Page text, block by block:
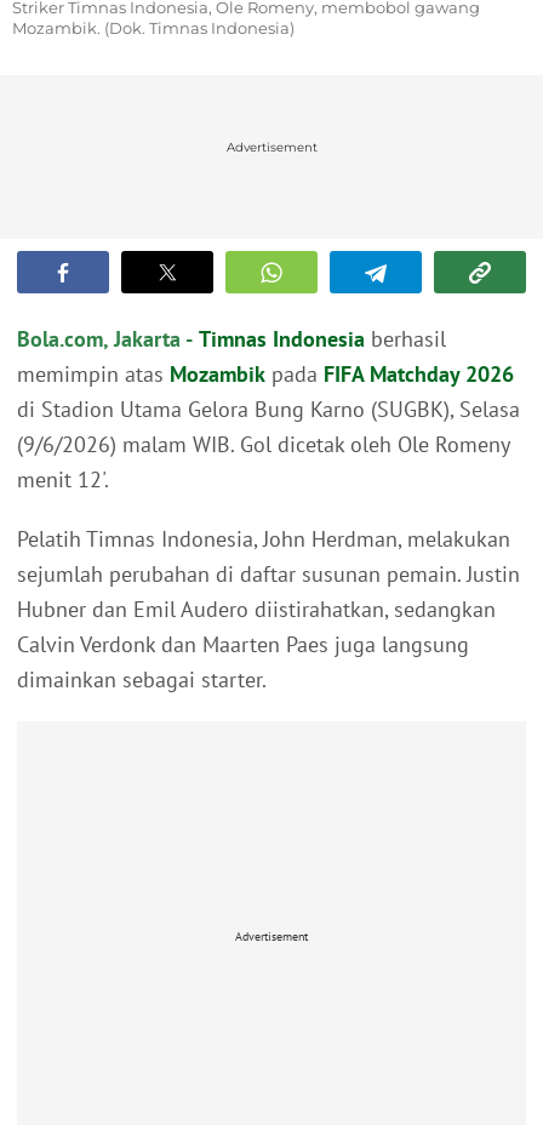
Striker Timnas Indonesia, Ole Romeny, membobol gawang
Mozambik. (Dok. Timnas Indonesia)
Advertisement
Bola.com, Jakarta - Timnas Indonesia berhasil
memimpin atas Mozambik pada FIFA Matchday 2026
di Stadion Utama Gelora Bung Karno (SUGBK), Selasa
(9/6/2026) malam WIB. Gol dicetak oleh Ole Romeny
menit 12'.
Pelatih Timnas Indonesia, John Herdman, melakukan
sejumlah perubahan di daftar susunan pemain. Justin
Hubner dan Emil Audero diistirahatkan, sedangkan
Calvin Verdonk dan Maarten Paes juga langsung
dimainkan sebagai starter.
Advertisement